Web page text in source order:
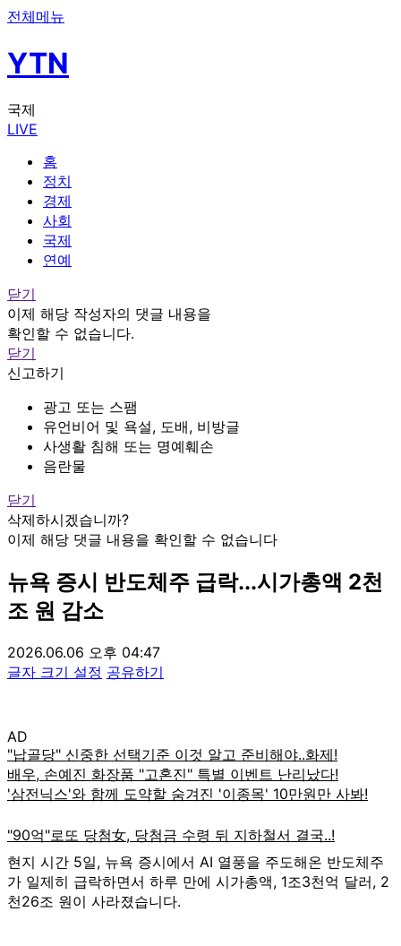
전체메뉴
YTN
국제
LIVE
홈
정치
경제
사회
국제
연예
닫기
이제 해당 작성자의 댓글 내용을
확인할 수 없습니다.
닫기
신고하기
광고 또는 스팸
유언비어 및 욕설, 도배, 비방글
사생활 침해 또는 명예훼손
음란물
닫기
삭제하시겠습니까?
이제 해당 댓글 내용을 확인할 수 없습니다
뉴욕 증시 반도체주 급락...시가총액 2천
조 원 감소
2026.06.06 오후 04:47
글자 크기 설정 공유하기
AD
현지 시간 5일, 뉴욕 증시에서 AI 열풍을 주도해온 반도체주
가 일제히 급락하면서 하루 만에 시가총액, 1조3천억 달러, 2
천26조 원이 사라졌습니다.